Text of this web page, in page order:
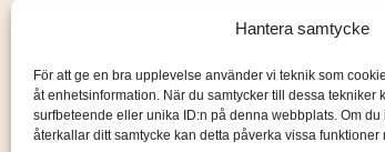
Hantera samtycke
För att ge en bra upplevelse använder vi teknik som
åt enhetsinformation. När du samtycker till dessa tekniker
surfbeteende eller unika ID:n på denna webbplats. Om du
återkallar ditt samtycke kan detta påverka vissa funktioner